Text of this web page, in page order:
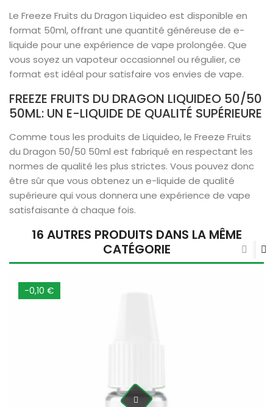
Le Freeze Fruits du Dragon Liquideo est disponible en
format 50ml, offrant une quantité généreuse de e-
liquide pour une expérience de vape prolongée. Que
vous soyez un vapoteur occasionnel ou régulier, ce
format est idéal pour satisfaire vos envies de vape.
FREEZE FRUITS DU DRAGON LIQUIDEO 50/50
50ML: UN E-LIQUIDE DE QUALITÉ SUPÉRIEURE
Comme tous les produits de Liquideo, le Freeze Fruits
du Dragon 50/50 50ml est fabriqué en respectant les
normes de qualité les plus strictes. Vous pouvez donc
être sûr que vous obtenez un e-liquide de qualité
supérieure qui vous donnera une expérience de vape
satisfaisante à chaque fois.
16 AUTRES PRODUITS DANS LA MÊME
CATÉGORIE
-0,10 €